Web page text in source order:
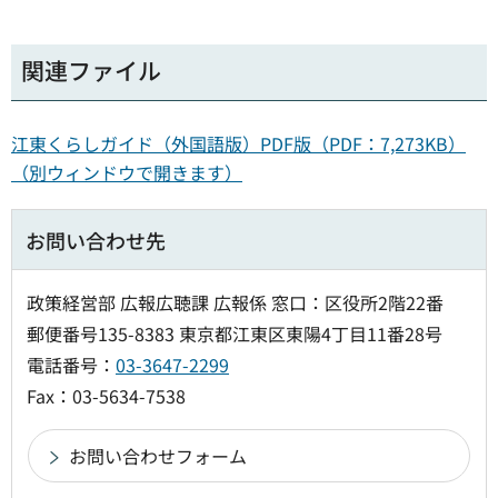
関連ファイル
江東くらしガイド（外国語版）PDF版（PDF：7,273KB）
（別ウィンドウで開きます）
お問い合わせ先
政策経営部 広報広聴課 広報係 窓口：区役所2階22番
郵便番号135-8383 東京都江東区東陽4丁目11番28号
電話番号： 03-3647-2299
Fax：03-5634-7538